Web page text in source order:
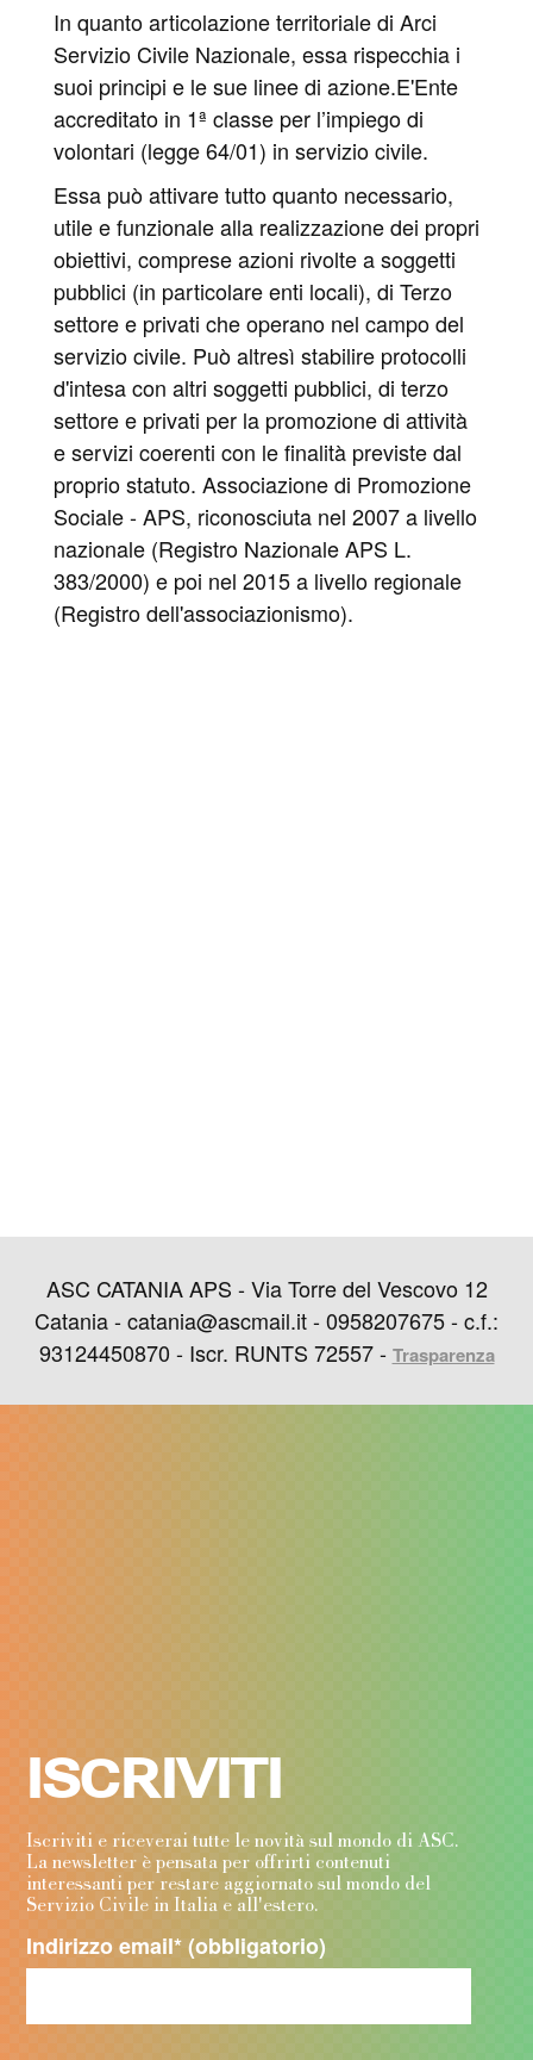
In quanto articolazione territoriale di Arci
Servizio Civile Nazionale, essa rispecchia i
suoi principi e le sue linee di azione.E'Ente
accreditato in 1ª classe per l’impiego di
volontari (legge 64/01) in servizio civile.
Essa può attivare tutto quanto necessario,
utile e funzionale alla realizzazione dei propri
obiettivi, comprese azioni rivolte a soggetti
pubblici (in particolare enti locali), di Terzo
settore e privati che operano nel campo del
servizio civile. Può altresì stabilire protocolli
d'intesa con altri soggetti pubblici, di terzo
settore e privati per la promozione di attività
e servizi coerenti con le finalità previste dal
proprio statuto. Associazione di Promozione
Sociale - APS, riconosciuta nel 2007 a livello
nazionale (Registro Nazionale APS L.
383/2000) e poi nel 2015 a livello regionale
(Registro dell'associazionismo).
ASC CATANIA APS - Via Torre del Vescovo 12
Catania - catania@ascmail.it - 0958207675 - c.f.:
93124450870 - Iscr. RUNTS 72557 - Trasparenza
ISCRIVITI
Iscriviti e riceverai tutte le novità sul mondo di ASC.
La newsletter è pensata per offrirti contenuti
interessanti per restare aggiornato sul mondo del
Servizio Civile in Italia e all'estero.
Indirizzo email* (obbligatorio)